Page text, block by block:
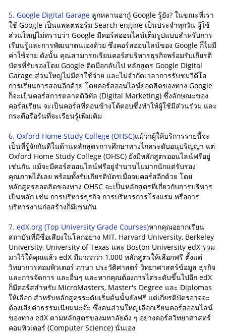
5. Google Digital Garage ลูกหลานอากู๋ Google รู้ยัง? ในขณะที่เรา
ใช้ Google เป็นแพลตฟอร์ม Search engine เป็นประจำทุกวัน ผู้ใช้
ส่วนใหญ่ไม่ทราบว่า Google มีคอร์สออนไลน์เต็มรูปแบบสำหรับการ
เรียนรู้และการพัฒนาตนเองด้วย ซึ่งคอร์สออนไลน์ของ Google ก็ไม่มี
ค่าใช้จ่าย ดังนั้น คุณสามารถเรียนคอร์สบริหารธุรกิจพร้อมรับเกียรติ
บัตรที่รับรองโดย Google ติดมือกลับไป หลักสูตร Google Digital
Garage ส่วนใหญ่ไม่มีค่าใช้จ่าย และไม่จำกัดเวลาการรับชมวิดีโอ
การเรียนการสอนอีกด้วย โดยคอร์สออนไลน์ยอดฮิตของทาง Google
ก็จะเป็นคอร์สการตลาดดิจิทัล (Digital Marketing) ซึ่งลักษณะของ
คอร์สเรียน จะเป็นคอร์สที่ค่อนข้างโต้ตอบซึ่งทำให้ผู้ใช้มีส่วนร่วม และ
กระตือรือร้นที่จะเรียนรู้เพิ่มเติม
6. Oxford Home Study College (OHSC)แม้ว่าผู้ให้บริการรายนี้จะ
เป็นที่รู้จักกันดีในด้านหลักสูตรการศึกษาทางไกลระดับอนุปริญญา แต่
Oxford Home Study College (OHSC) ยังมีหลักสูตรออนไลน์ฟรีอยู่
เช่นกัน แม้จะมีคอร์สออนไลน์ฟรีอยู่จำนวนไม่มากนักแต่รับรอง
คุณภาพได้เลย พร้อมทั้งรับเกียรติบัตรเมื่อจบคอร์สอีกด้วย โดย
หลักสูตรฮอตฮิตของทาง OHSC จะเป็นหลักสูตรที่เกี่ยวกับการบริหาร
เป็นหลัก เช่น การบริหารธุรกิจ การบริหารการโรงแรม หรือการ
บริหารงานก่อสร้างก็มีเช่นกัน
7. edX.org (Top University Grade Courses)หากคุณอยากเรียน
สถาบันที่มีชื่อเสียงในโลกอย่าง MIT, Harvard University, Berkeley
University, University of Texas และ Boston University edX รวม
มาไว้ให้คุณแล้ว edX มีมากกว่า 1,000 หลักสูตรให้เลือกฟรี ตั้งแต่
วิทยาการคอมพิวเตอร์ ภาษา ประวัติศาสตร์ วิทยาศาสตร์ข้อมูล ธุรกิจ
และการจัดการ และอื่นๆ และหากคุณต้องการไต่ระดับขึ้นไปอีก edX
ก็มีคอร์สสำหรับ MicroMasters, Master's Degree และ Diplomas
ให้เลือก สำหรับหลักสูตรระดับเริ่มต้นนั้นยังฟรี แต่เกียรติบัตรอาจจะ
ต้องเสียค่าธรรมเนียมนะจ๊ะ ซึ่งคนส่วนใหญ่เลือกเรียนคอร์สออนไลน์
ของทาง edX ตามหลักสูตรของมหาลัยดัง ๆ อย่างคอร์สวิทยาศาสตร์
คอมพิวเตอร์ (Computer Science) นั่นเอง